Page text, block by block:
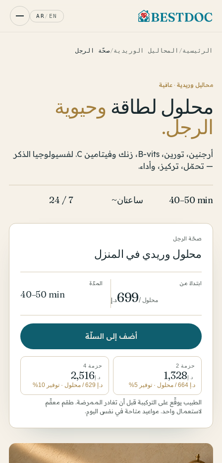
EN
/
AR
الرئيسية/ المحاليل الوريدية/صحّة الرجل
محاليل وريدية · عافية
محلول لطاقة وحيوية
الرجل.
أرجنين، تورين، B-vits، زنك وفيتامين C. لفسيولوجيا الذكر
— تحمّل، تركيز، وأداء.
40–50 min ~ساعتان 24 / 7
صحّة الرجل
محلول وريدي في المنزل
ابتداءً من
د.إ699/ محلول
المدّة
40–50 min
أضف إلى السلّة
حزمة 2
د.إ1,328
د.إ 664/ محلول · توفير 5%
حزمة 4
د.إ2,516
د.إ 629/ محلول · توفير 10%
الطبيب يوقّع على التركيبة قبل أن تغادر الممرضة. طقم معقّم
لاستعمال واحد. مواعيد متاحة في نفس اليوم.